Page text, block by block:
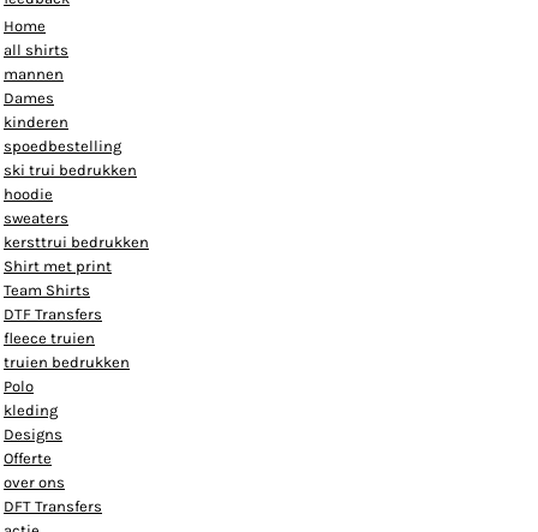
Home
all shirts
mannen
Dames
kinderen
spoedbestelling
ski trui bedrukken
hoodie
sweaters
kersttrui bedrukken
Shirt met print
Team Shirts
DTF Transfers
fleece truien
truien bedrukken
Polo
kleding
Designs
Offerte
over ons
DFT Transfers